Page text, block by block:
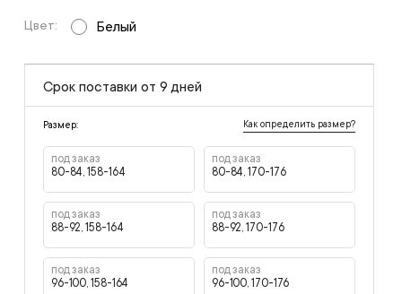
Цвет: Белый
Срок поставки от 9 дней
Размер: Как определить размер?
под заказ
80-84, 158-164
под заказ
80-84, 170-176
под заказ
88-92, 158-164
под заказ
88-92, 170-176
под заказ
96-100, 158-164
под заказ
96-100, 170-176